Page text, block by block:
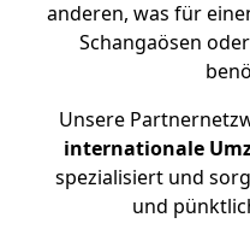
anderen, was für
Schangaösen
Unsere
internationale
spezialisiert und
und